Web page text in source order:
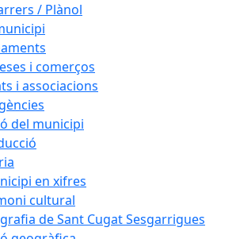
/ Plànol
i comerços
i associacions
del municipi
en xifres
cultural
de Sant Cugat Sesgarrigues